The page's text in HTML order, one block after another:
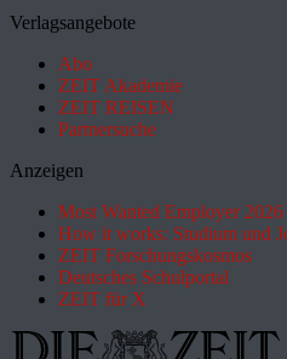
Verlagsangebote
Abo
ZEIT Akademie
ZEIT REISEN
Partnersuche
Anzeigen
Most Wanted Employer 2026
How it works: Studium und
ZEIT Forschungskosmos
Deutsches Schulportal
ZEIT für X